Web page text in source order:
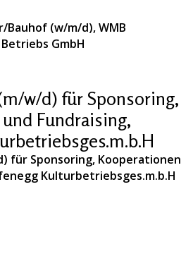
(w/m/d), WMB
GmbH
w/d) für Sponsoring,
Fundraising,
für Sponsoring, Kooperationen
Kulturbetriebsges.m.b.H